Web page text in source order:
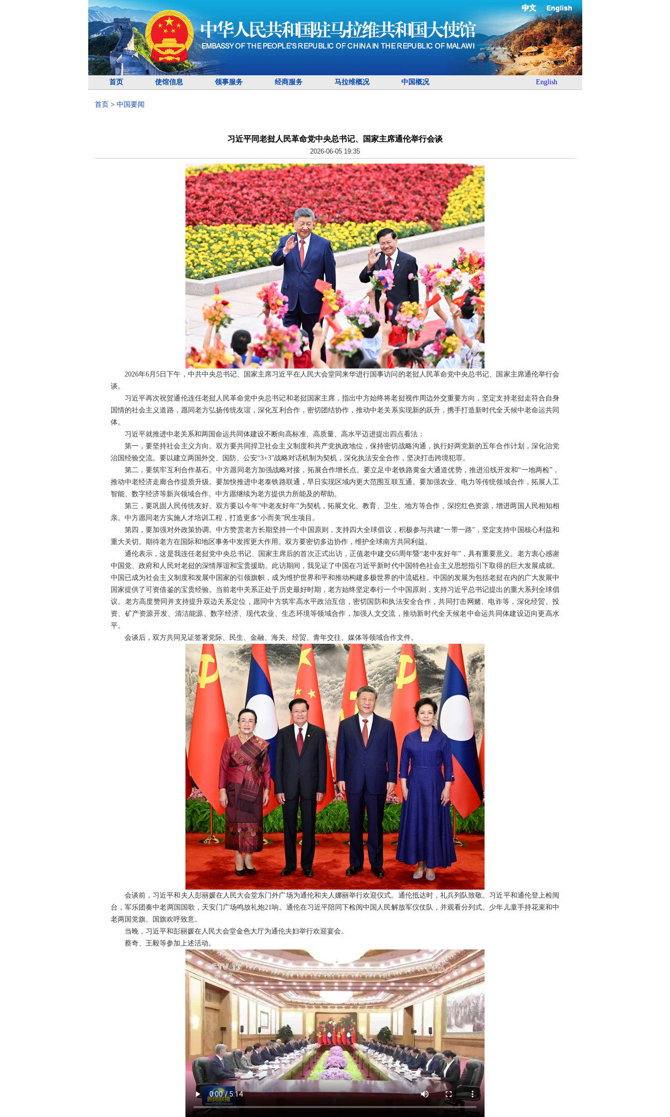
English
中文
首页 使馆信息 领事服务 经商服务 马拉维概况 中国概况 English
首页 > 中国要闻
习近平同老挝人民革命党中央总书记、国家主席通伦举行会谈
2026-06-05 19:35
2026年6月5日下午，中共中央总书记、国家主席习近平在人民大会堂同来华进行国事访问的老挝人民革命党中央总书记、国家主席通伦举行会
谈。
习近平再次祝贺通伦连任老挝人民革命党中央总书记和老挝国家主席，指出中方始终将老挝视作周边外交重要方向，坚定支持老挝走符合自身
国情的社会主义道路，愿同老方弘扬传统友谊，深化互利合作，密切团结协作，推动中老关系实现新的跃升，携手打造新时代全天候中老命运共同
体。
习近平就推进中老关系和两国命运共同体建设不断向高标准、高质量、高水平迈进提出四点看法：
第一，要坚持社会主义方向。双方要共同捍卫社会主义制度和共产党执政地位，保持密切战略沟通，执行好两党新的五年合作计划，深化治党
治国经验交流。要以建立两国外交、国防、公安“3+3”战略对话机制为契机，深化执法安全合作，坚决打击跨境犯罪。
第二，要筑牢互利合作基石。中方愿同老方加强战略对接，拓展合作增长点。要立足中老铁路黄金大通道优势，推进沿线开发和“一地两检”，
推动中老经济走廊合作提质升级。要加快推进中老泰铁路联通，早日实现区域内更大范围互联互通。要加强农业、电力等传统领域合作，拓展人工
智能、数字经济等新兴领域合作。中方愿继续为老方提供力所能及的帮助。
第三，要巩固人民传统友好。双方要以今年“中老友好年”为契机，拓展文化、教育、卫生、地方等合作，深挖红色资源，增进两国人民相知相
亲。中方愿同老方实施人才培训工程，打造更多“小而美”民生项目。
第四，要加强对外政策协调。中方赞赏老方长期坚持一个中国原则，支持四大全球倡议，积极参与共建“一带一路”，坚定支持中国核心利益和
重大关切。期待老方在国际和地区事务中发挥更大作用。双方要密切多边协作，维护全球南方共同利益。
通伦表示，这是我连任老挝党中央总书记、国家主席后的首次正式出访，正值老中建交65周年暨“老中友好年”，具有重要意义。老方衷心感谢
中国党、政府和人民对老挝的深情厚谊和宝贵援助。此访期间，我见证了中国在习近平新时代中国特色社会主义思想指引下取得的巨大发展成就。
中国已成为社会主义制度和发展中国家的引领旗帜，成为维护世界和平和推动构建多极世界的中流砥柱。中国的发展为包括老挝在内的广大发展中
国家提供了可资借鉴的宝贵经验。当前老中关系正处于历史最好时期，老方始终坚定奉行一个中国原则，支持习近平总书记提出的重大系列全球倡
议。老方高度赞同并支持提升双边关系定位，愿同中方筑牢高水平政治互信，密切国防和执法安全合作，共同打击网赌、电诈等，深化经贸、投
资、矿产资源开发、清洁能源、数字经济、现代农业、生态环境等领域合作，加强人文交流，推动新时代全天候老中命运共同体建设迈向更高水
平。
会谈后，双方共同见证签署党际、民生、金融、海关、经贸、青年交往、媒体等领域合作文件。
会谈前，习近平和夫人彭丽媛在人民大会堂东门外广场为通伦和夫人娜丽举行欢迎仪式。通伦抵达时，礼兵列队致敬。习近平和通伦登上检阅
台，军乐团奏中老两国国歌，天安门广场鸣放礼炮21响。通伦在习近平陪同下检阅中国人民解放军仪仗队，并观看分列式。少年儿童手持花束和中
老两国党旗、国旗欢呼致意。
当晚，习近平和彭丽媛在人民大会堂金色大厅为通伦夫妇举行欢迎宴会。
蔡奇、王毅等参加上述活动。